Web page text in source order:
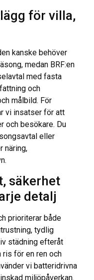
för villa,
kanske behöver
medan BRF:en
med fasta
och
målbild. För
vi insatser för att
och besökare. Du
eller
näring,
säkerhet
detalj
prioriterar både
tydlig
städning efteråt
ris för en ren och
vi batteridrivna
miljöpåverkan.